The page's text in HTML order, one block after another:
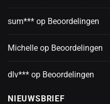
sum*** op Beoordelingen
Michelle op Beoordelingen
dlv*** op Beoordelingen
NIEUWSBRIEF